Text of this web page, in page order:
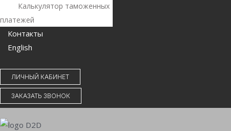
Калькулятор таможенных
платежей
Контакты
English
ЛИЧНЫЙ КАБИНЕТ
ЗАКАЗАТЬ ЗВОНОК